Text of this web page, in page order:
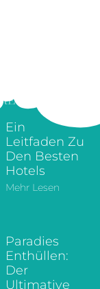
BLOG
Ein
Leitfaden Zu
Den Besten
Hotels
Mehr Lesen
Paradies
Enthüllen:
Der
Ultimative